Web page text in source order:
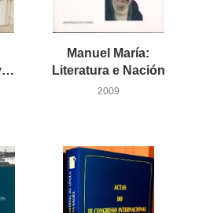
Cunqueiros. Novas olladas para un centenario
Manuel María:
Literatura e Nación
2009